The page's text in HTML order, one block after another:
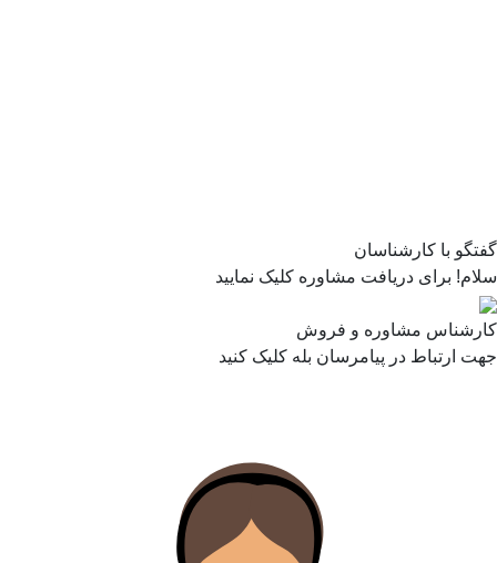
گفتگو با کارشناسان
سلام! برای دریافت مشاوره کلیک نمایید
کارشناس مشاوره و فروش
جهت ارتباط در پیامرسان بله کلیک کنید